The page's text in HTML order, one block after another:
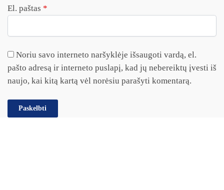
El. paštas *
Noriu savo interneto naršyklėje išsaugoti vardą, el.
pašto adresą ir interneto puslapį, kad jų nebereiktų įvesti iš
naujo, kai kitą kartą vėl norėsiu parašyti komentarą.